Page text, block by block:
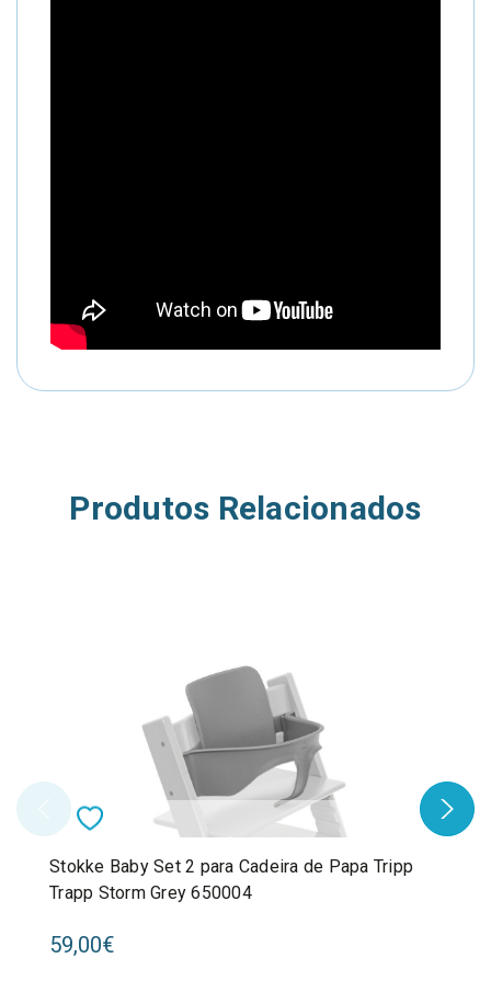
Produtos Relacionados
Stokke Baby Set 2 para Cadeira de Papa Tripp
Trapp Storm Grey 650004
59,00€